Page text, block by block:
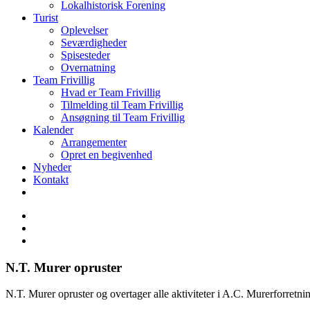
Lokalhistorisk Forening
Turist
Oplevelser
Seværdigheder
Spisesteder
Overnatning
Team Frivillig
Hvad er Team Frivillig
Tilmelding til Team Frivillig
Ansøgning til Team Frivillig
Kalender
Arrangementer
Opret en begivenhed
Nyheder
Kontakt
N.T. Murer opruster
N.T. Murer opruster og overtager alle aktiviteter i A.C.